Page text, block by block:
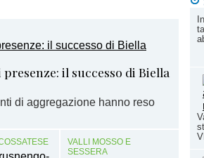
il successo di Biella
di aggregazione hanno reso
VALLI MOSSO E
SESSERA